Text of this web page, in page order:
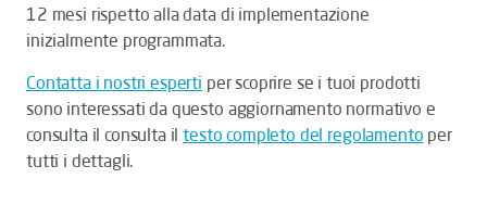
12 mesi rispetto alla data di implementazione
inizialmente programmata.
Contatta i nostri esperti per scoprire se i tuoi prodotti
sono interessati da questo aggiornamento normativo e
consulta ilconsulta iltesto completo del regolamento per
tutti i dettagli.